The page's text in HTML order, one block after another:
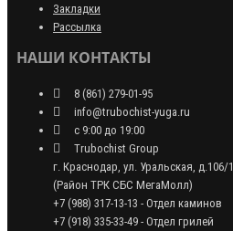
Закладки
Рассылка
НАШИ КОНТАКТЫ
8 (861) 279-01-95
info@trubochist-yuga.ru
с 9:00 до 19:00
Trubochist Group
г. Краснодар, ул. Уральская, д.106/1
(Район ТРК СБС МегаМолл)
+7 (988) 317-13-13 - Отдел каминов
+7 (918) 335-33-49 - Отдел грилей